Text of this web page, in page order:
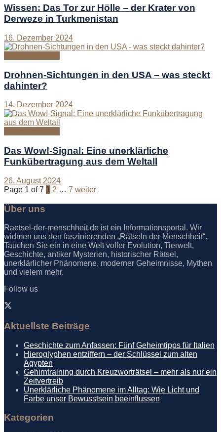
Wissen: Das Tor zur Hölle – der Krater von
Derweze in Turkmenistan
16. Dezember 2024
Drohnen-Sichtungen in den USA – was steckt
dahinter?
14. Dezember 2024
Das Wow!-Signal: Eine unerklärliche
Funkübertragung aus dem Weltall
26. August 2024
Page 1 of 7 1 2 … 7 weiter
Über uns
Raetsel-der-menschheit.de ist ein Informationsportal. Wir
widmen uns den faszinierenden „Rätseln der Menschheit“.
Tauchen Sie ein in eine Welt voller Evolution, Tierwelt,
Geschichte, antiker Mysterien, historischer Rätsel,
unerklärlicher Phänomene, moderner Geheimnisse, Mythen
und vielem mehr.
Follow us
Aktuellste Beiträge
Geschichte zum Anfassen: Fünf Geheimtipps für Italien
Hieroglyphen entziffern – der Schlüssel zum alten
Ägypten
Gehirntraining durch Kreuzworträtsel – mehr als nur ein
Zeitvertreib
Unerklärliche Phänomene im Alltag: Wie Licht und
Farbe unser Bewusstsein beeinflussen
Kategorien